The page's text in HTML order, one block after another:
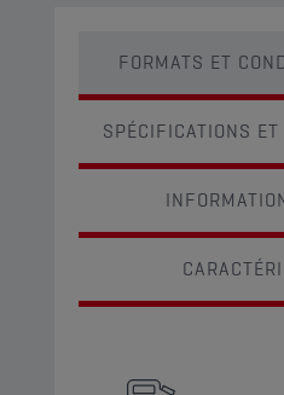
FORMATS ET
SPÉCIFICATIONS ET